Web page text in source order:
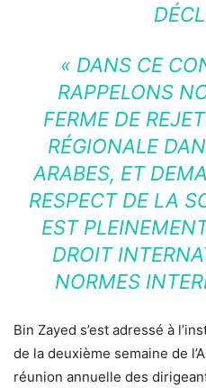
« DANS CE
RAPPELONS
FERME DE
RÉGIONALE
ARABES, ET
RESPECT DE LA
EST
DROIT
NORMES
Bin Zayed s’est adressé à
de la deuxième semaine de
réunion annuelle des